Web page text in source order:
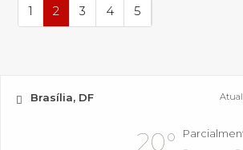
1 2 3 4 5
Brasília, DF
20°